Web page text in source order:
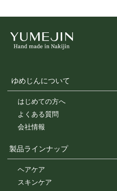
ゆめじんについて
はじめての方へ
よくある質問
会社情報
製品ラインナップ
ヘアケア
スキンケア